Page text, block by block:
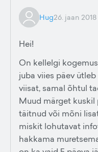
Hug26. jaan 2018
Hei!
On kellelgi
juba viies päev
viisat, samal õhtul
Muud märget kuskil
täitnud või mõni
miskit lohutavat
hakkama